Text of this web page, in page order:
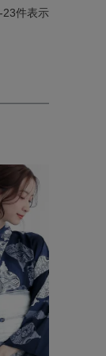
-23件表示